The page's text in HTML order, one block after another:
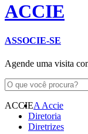
ACCIE
ASSOCIE-SE
Agende uma visita
ACCIEA Accie
Diretoria
Diretrizes